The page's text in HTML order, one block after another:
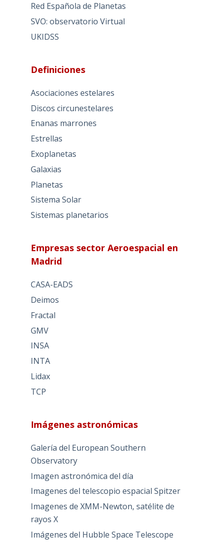
Red Española de Planetas
SVO: observatorio Virtual
UKIDSS
Definiciones
Asociaciones estelares
Discos circunestelares
Enanas marrones
Estrellas
Exoplanetas
Galaxias
Planetas
Sistema Solar
Sistemas planetarios
Empresas sector Aeroespacial en
Madrid
CASA-EADS
Deimos
Fractal
GMV
INSA
INTA
Lidax
TCP
Imágenes astronómicas
Galería del European Southern
Observatory
Imagen astronómica del día
Imagenes del telescopio espacial Spitzer
Imagenes de XMM-Newton, satélite de
rayos X
Imágenes del Hubble Space Telescope